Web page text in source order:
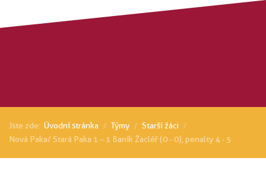
Jste zde: Úvodní stránka Týmy
Starší žáci
Nová Paka/ Stará Paka 1 – 1 Baník Žacléř (0 - 0), penalty 4 - 5